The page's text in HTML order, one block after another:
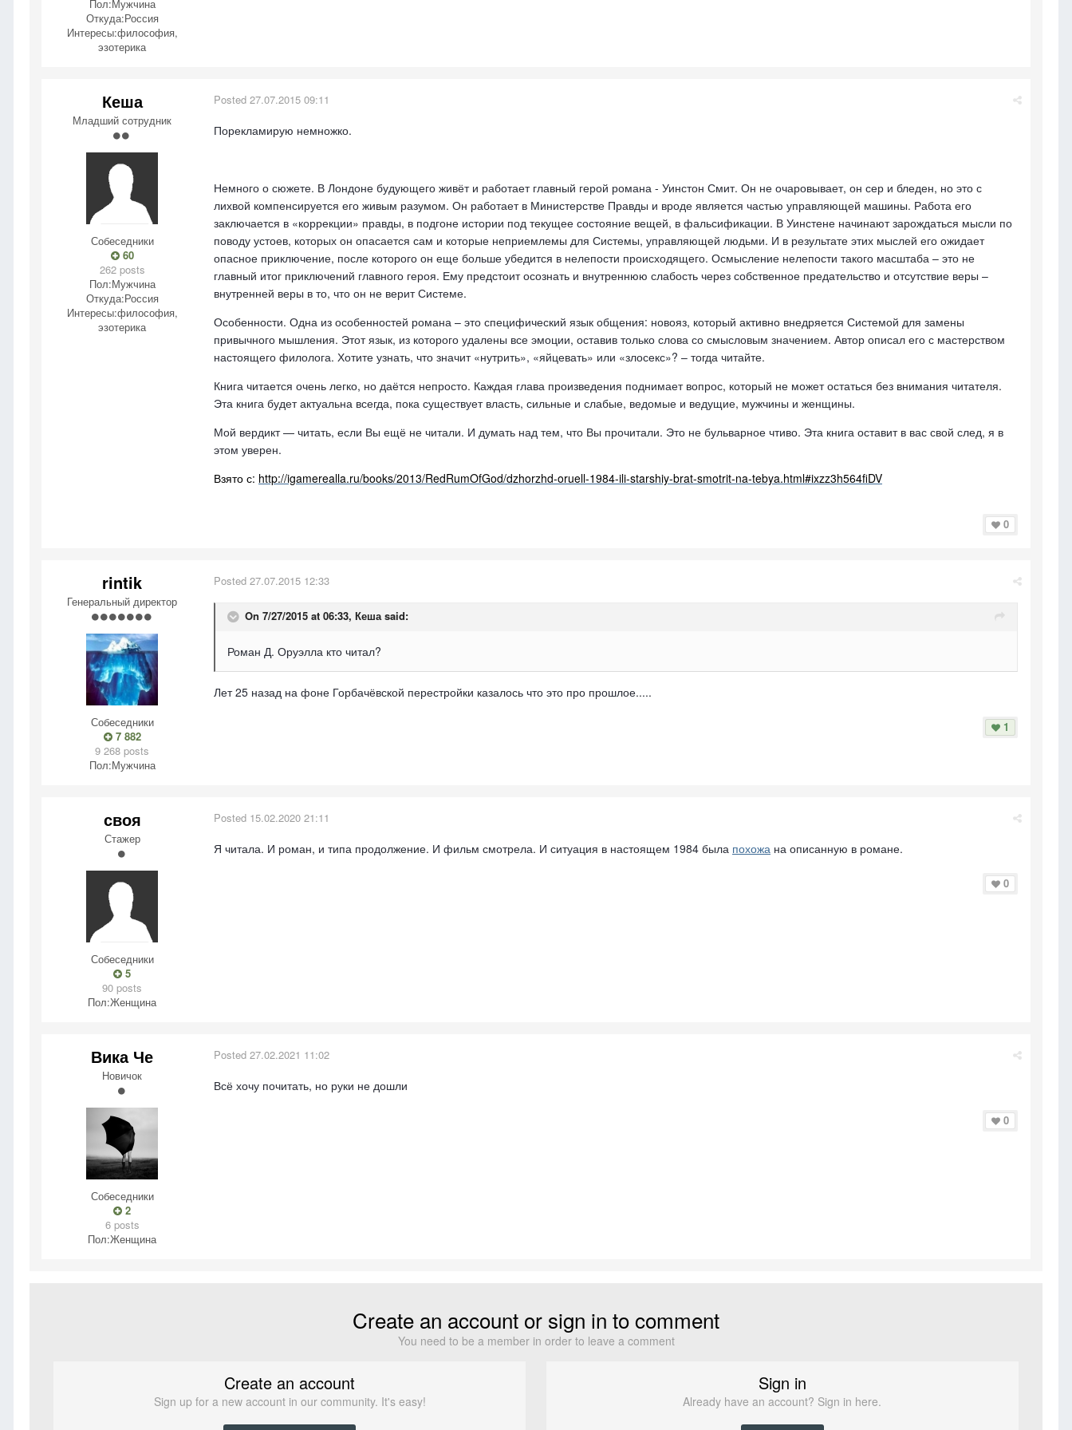
Пол:Мужчина
Откуда:Россия
Интересы:философия,
эзотерика
Кеша
Младший сотрудник
Собеседники
60
262 posts
Пол:Мужчина
Откуда:Россия
Интересы:философия,
эзотерика
Posted 27.07.2015 09:11
Порекламирую немножко.
Немного о сюжете. В Лондоне будующего живёт и работает главный герой романа - Уинстон Смит. Он не очаровывает, он сер и бледен, но это с
лихвой компенсируется его живым разумом. Он работает в Министерстве Правды и вроде является частью управляющей машины. Работа его
заключается в «коррекции» правды, в подгоне истории под текущее состояние вещей, в фальсификации. В Уинстене начинают зарождаться мысли по
поводу устоев, которых он опасается сам и которые неприемлемы для Системы, управляющей людьми. И в результате этих мыслей его ожидает
опасное приключение, после которого он еще больше убедится в нелепости происходящего. Осмысление нелепости такого масштаба – это не
главный итог приключений главного героя. Ему предстоит осознать и внутреннюю слабость через собственное предательство и отсутствие веры –
внутренней веры в то, что он не верит Системе.
Особенности. Одна из особенностей романа – это специфический язык общения: новояз, который активно внедряется Системой для замены
привычного мышления. Этот язык, из которого удалены все эмоции, оставив только слова со смысловым значением. Автор описал его с мастерством
настоящего филолога. Хотите узнать, что значит «нутрить», «яйцевать» или «злосекс»? – тогда читайте.
Книга читается очень легко, но даётся непросто. Каждая глава произведения поднимает вопрос, который не может остаться без внимания читателя.
Эта книга будет актуальна всегда, пока существует власть, сильные и слабые, ведомые и ведущие, мужчины и женщины.
Мой вердикт — читать, если Вы ещё не читали. И думать над тем, что Вы прочитали. Это не бульварное чтиво. Эта книга оставит в вас свой след, я в
этом уверен.
Взято с: http://igamerealla.ru/books/2013/RedRumOfGod/dzhorzhd-oruell-1984-ili-starshiy-brat-smotrit-na-tebya.html#ixzz3h564fiDV
0
rintik
Генеральный директор
Собеседники
7 882
9 268 posts
Пол:Мужчина
Posted 27.07.2015 12:33
On 7/27/2015 at 06:33, Кеша said:
Роман Д. Оруэлла кто читал?
Лет 25 назад на фоне Горбачёвской перестройки казалось что это про прошлое.....
1
своя
Стажер
Собеседники
5
90 posts
Пол:Женщина
Posted 15.02.2020 21:11
Я читала. И роман, и типа продолжение. И фильм смотрела. И ситуация в настоящем 1984 была похожа на описанную в романе.
0
Вика Че
Новичок
Собеседники
2
6 posts
Пол:Женщина
Posted 27.02.2021 11:02
Всё хочу почитать, но руки не дошли
0
Create an account or sign in to comment
You need to be a member in order to leave a comment
Create an account
Sign up for a new account in our community. It's easy!
Sign in
Already have an account? Sign in here.